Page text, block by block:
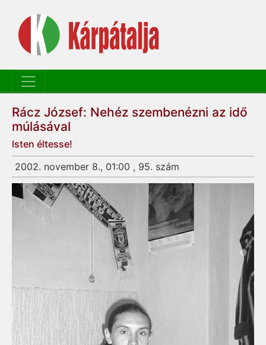
Rácz József: Nehéz szem­benézni az idő
múlásával
Isten éltesse!
2002. november 8., 01:00 , 95. szám